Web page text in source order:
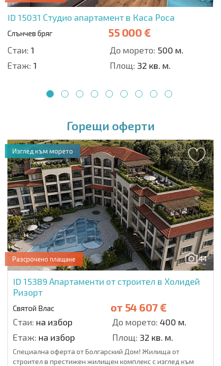
ID 15031 Студио апартамент в Каса Роса
Слънчев бряг 55 000 €
Стаи: 1 До морето: 500 м.
Етаж: 1 Площ: 32 кв. м.
Горещи оферти
44
Разсрочено плащане
ID 15389 Апартаменти от строител в Холидей
Ризорт
Святой Влас от 54 607 €
Стаи: на избор До морето: 400 м.
Етаж: на избор Площ: 32 кв. м.
Изглед към морето
Специална оферта от Болгарский Дом! Жилища от
строител в престижен жилищен комплекс с изглед към